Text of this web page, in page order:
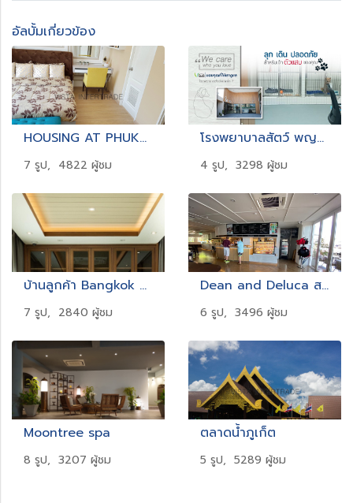
อัลบั้มเกี่ยวข้อง
HOUSING AT PHUKET
7 รูป, 4822 ผู้ชม
โรงพยาบาลสัตว์ พญาไท7
4 รูป, 3298 ผู้ชม
บ้านลูกค้า Bangkok Boulevard
7 รูป, 2840 ผู้ชม
Dean and Deluca สาขา Boat Lagoon เกาะแก้ว ภูเก็ต
6 รูป, 3496 ผู้ชม
Moontree spa
8 รูป, 3207 ผู้ชม
ตลาดน้ำภูเก็ต
5 รูป, 5289 ผู้ชม